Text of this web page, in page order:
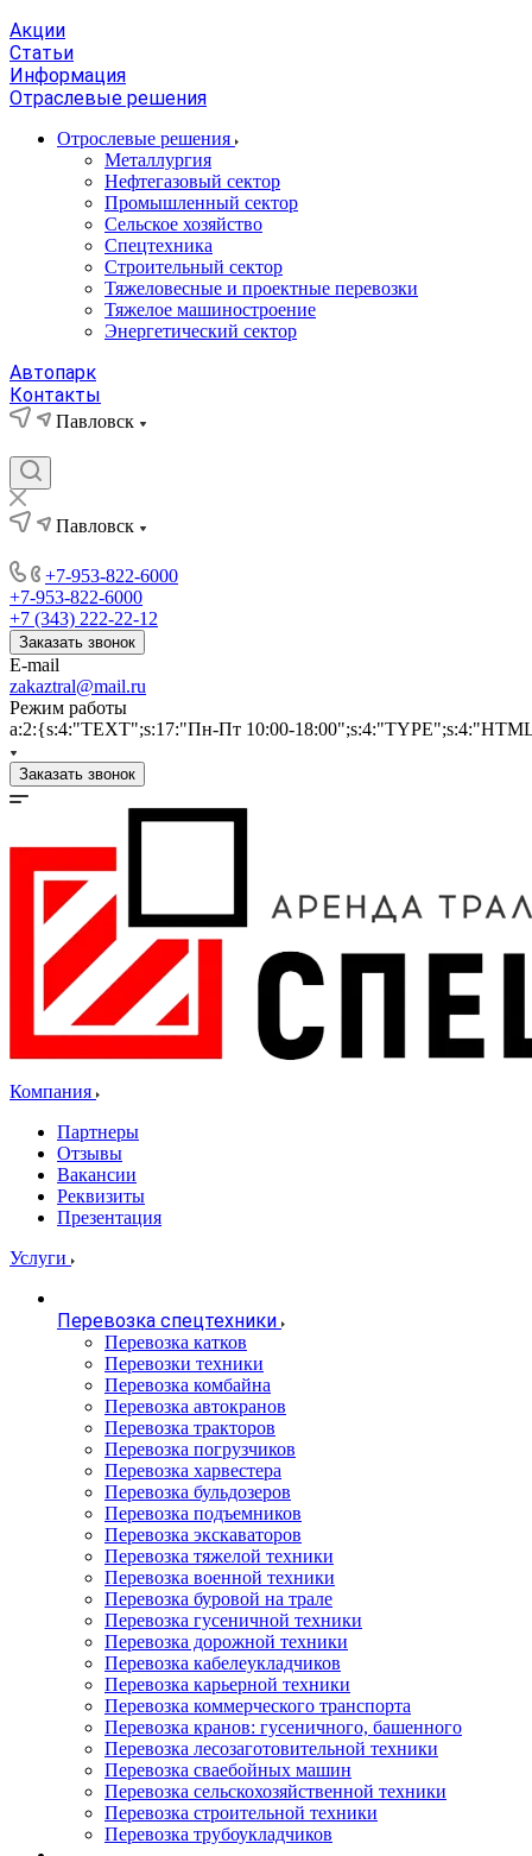
Акции
Статьи
Информация
Отраслевые решения
Отрослевые решения
Металлургия
Нефтегазовый сектор
Промышленный сектор
Сельское хозяйство
Спецтехника
Строительный сектор
Тяжеловесные и проектные перевозки
Тяжелое машиностроение
Энергетический сектор
Автопарк
Контакты
Павловск
Павловск
+7-953-822-6000
+7-953-822-6000
+7 (343) 222-22-12
Заказать звонок
E-mail
zakaztral@mail.ru
Режим работы
a:2:{s:4:"TEXT";s:17:"Пн-Пт 10:00-
Заказать звонок
Компания
Партнеры
Отзывы
Вакансии
Реквизиты
Презентация
Услуги
Перевозка спецтехники
Перевозка катков
Перевозки техники
Перевозка комбайна
Перевозка автокранов
Перевозка тракторов
Перевозка погрузчиков
Перевозка харвестера
Перевозка бульдозеров
Перевозка подъемников
Перевозка экскаваторов
Перевозка тяжелой техники
Перевозка военной техники
Перевозка буровой на трале
Перевозка гусеничной техники
Перевозка дорожной техники
Перевозка кабелеукладчиков
Перевозка карьерной техники
Перевозка коммерческого транспорта
Перевозка кранов: гусеничного, башенного
Перевозка лесозаготовительной техники
Перевозка сваебойных машин
Перевозка сельскохозяйственной техники
Перевозка строительной техники
Перевозка трубоукладчиков